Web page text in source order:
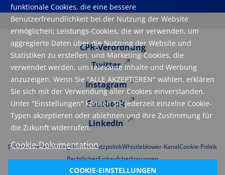
funktionale Cookies, die eine bessere
Benutzerfreundlichkeit bei der Nutzung der Website
ermöglichen; Leistungs-Cookies, die wir verwenden, um
aggregierte Daten über die Nutzung der Website und
Statistiken zu erstellen; und Marketing-Cookies, die
verwendet werden, um relevante Inhalte und Werbung
anzuzeigen. Wenn Sie "ALLE AKZEPTIEREN" wählen, erklären
Sie sich mit der Verwendung aller Cookies einverstanden.
Unter "Einstellungen" können Sie jederzeit einzelne Cookie-
Typen akzeptieren oder ablehnen und Ihre Zustimmung für
die Zukunft widerrufen.
Cookie-Dokumentation
COOKIE-EINSTELLUNGEN
CPR-Verordnung
Twitter
Instagram
Facebook
LinkedIn
DatenschutzerklarungDatenschutzpolitikWhistleblower-KanalCookie-Politik
RechtlicherEinkaufsbedingungen